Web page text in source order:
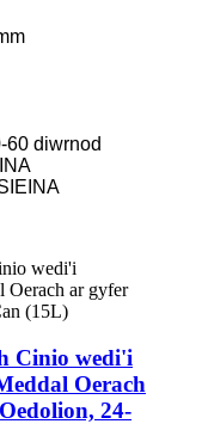
60 diwrnod
Cinio wedi'i
Oerach
24-